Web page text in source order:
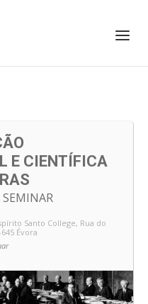
E CIENTÍFICA
Santo College, Rua do
Évora